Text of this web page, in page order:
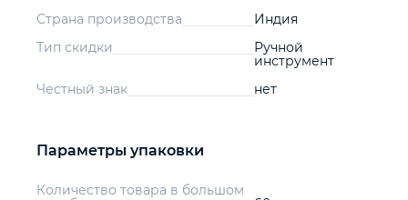
Страна производства
Индия
Тип скидки
Ручной
инструмент
Честный знак
нет
Параметры упаковки
Количество товара в большом